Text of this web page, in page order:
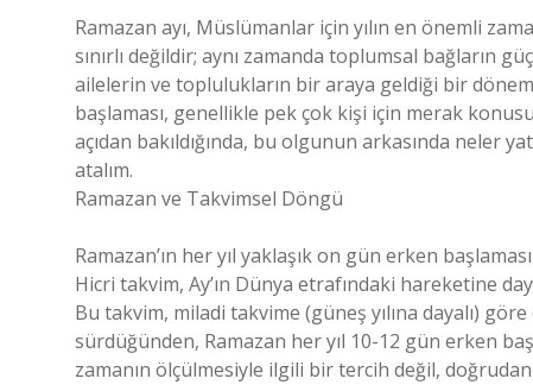
Ramazan ayı, Müslümanlar için yılın en önemli
sınırlı değildir; aynı zamanda toplumsal bağların
ailelerin ve toplulukların bir araya geldiği bir
başlaması, genellikle pek çok kişi için merak
açıdan bakıldığında, bu olgunun arkasında neler
atalım.
Ramazan ve Takvimsel Döngü
Ramazan’ın her yıl yaklaşık on gün erken
Hicri takvim, Ay’ın Dünya etrafındaki hareketine
Bu takvim, miladi takvime (güneş yılına dayalı)
sürdüğünden, Ramazan her yıl 10-12 gün erken
zamanın ölçülmesiyle ilgili bir tercih değil,